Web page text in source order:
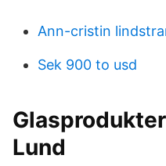
Ann-cristin
Sek 900 to usd
Lund